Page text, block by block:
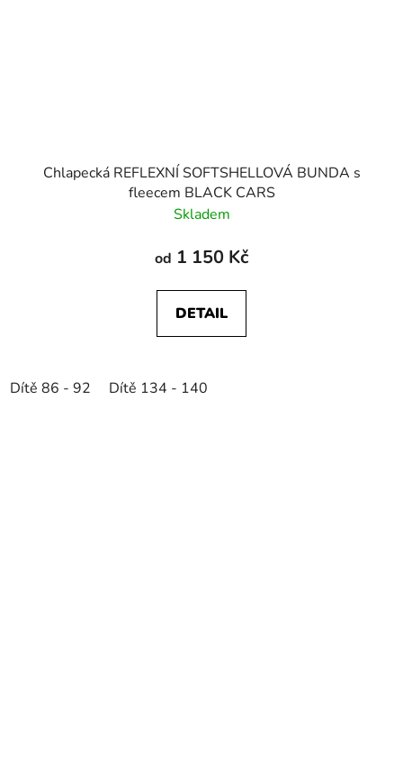
Chlapecká REFLEXNÍ SOFTSHELLOVÁ BUNDA s
fleecem BLACK CARS
Skladem
od 1 150 Kč
DETAIL
Dítě 86 - 92 Dítě 134 - 140